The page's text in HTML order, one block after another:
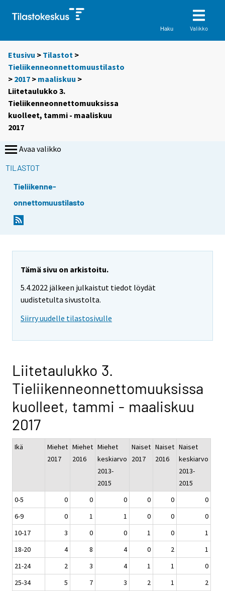
Haku Valikko
Etusivu > Tilastot >
Tieliikenneonnettomuustilasto
> 2017 > maaliskuu >
Liitetaulukko 3.
Tieliikenneonnettomuuksissa
kuolleet, tammi - maaliskuu
2017
Avaa valikko
TILASTOT
Tieliikenne-
onnettomuustilasto
Tämä sivu on arkistoitu.
5.4.2022 jälkeen julkaistut tiedot löydät
uudistetulta sivustolta.
Siirry uudelle tilastosivulle
Liitetaulukko 3.
Tieliikenneonnettomuuksissa
kuolleet, tammi - maaliskuu
2017
Ikä
Miehet
2017
Miehet
2016
Miehet
keskiarvo
2013-
2015
Naiset
2017
Naiset
2016
Naiset
keskiarvo
2013-
2015
0-5
0 0 0 0 0
0
6-9
0 1 1 0 0
0
10-17
3 0 0 1 0
1
18-20
4 8 4 0 2
1
21-24
2 3 4 1 1
0
25-34
5 7 3 2 1
2